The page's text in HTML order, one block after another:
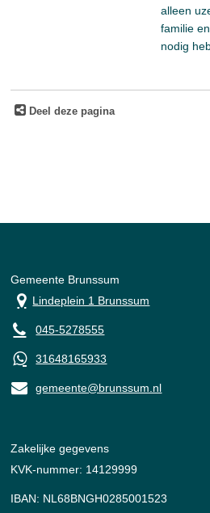
alleen
familie
nodig
Deel deze pagina
Gemeente Brunssum
Lindeplein 1 Brunssum
045-5278555
31648165933
gemeente@brunssum.nl
Zakelijke gegevens
KVK-nummer: 14129999
IBAN: NL68BNGH0285001523